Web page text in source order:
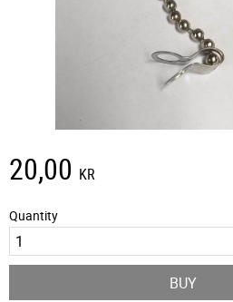
20,00 KR
Quantity
BUY